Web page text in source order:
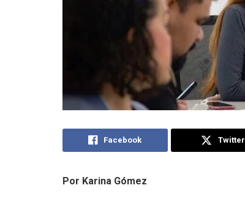
Facebook Twitter
Por Karina Gómez